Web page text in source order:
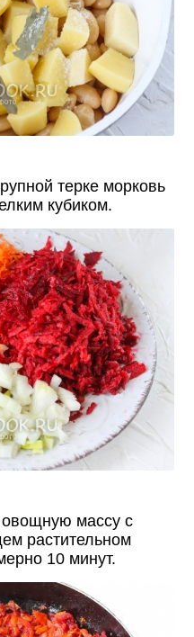
терке морковь
кубиком.
массу с
растительном
10 минут.